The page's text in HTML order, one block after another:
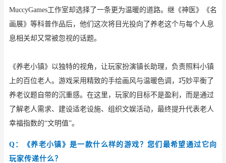
MuccyGames工作室却选择了一条更为温暖的道路。继《神医》《名
画展》等科普作品后，他们这次将目光投向了养老这个与每个人息
息相关却又常被忽视的话题。
《养老小镇》以独特的视角，让玩家扮演镇长助理，负责照料小镇
上的百位老人。游戏采用精致的手绘画风与温暖色调，巧妙平衡了
养老议题自带的沉重感。在这里，玩家的目标不是盈利，而是通过
了解老人需求、建设适老设施、组织文娱活动，最终提升代表老人
幸福指数的“文明值”。
Q：《养老小镇》是一款什么样的游戏？您们最希望通过它向
玩家传递什么？